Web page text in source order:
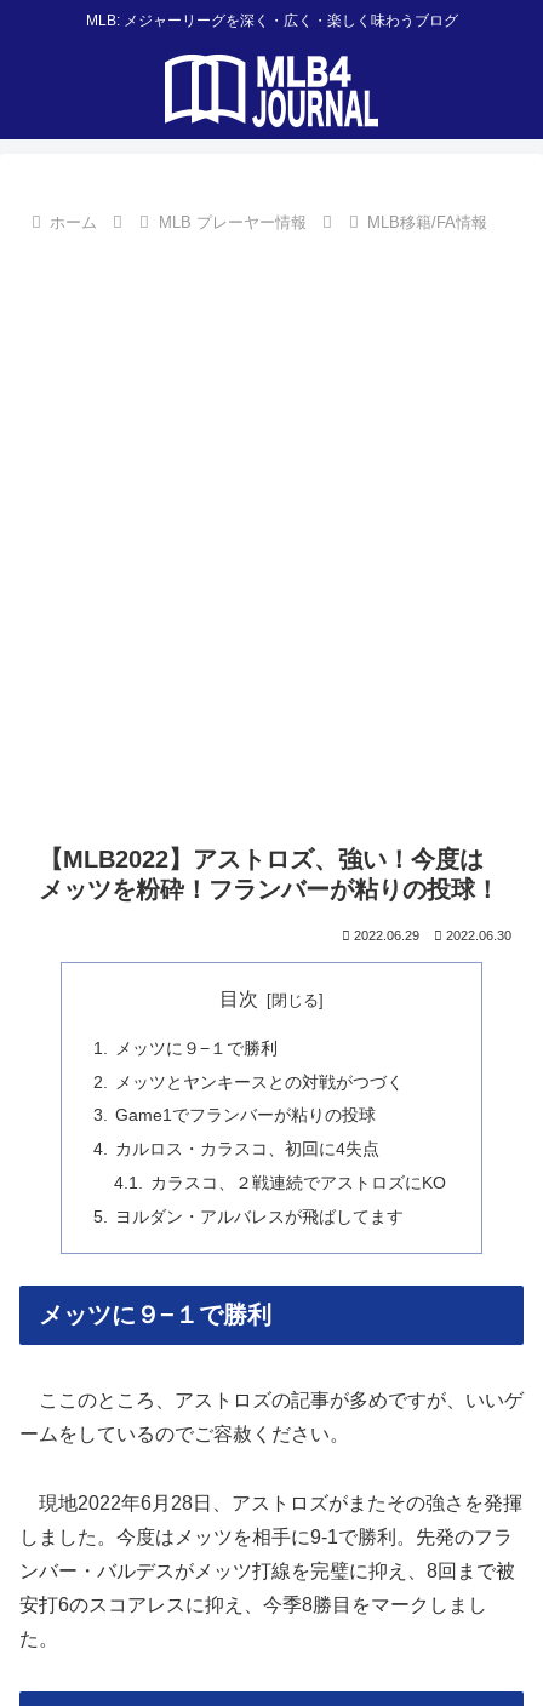
MLB: メジャーリーグを深く・広く・楽しく味わうブログ
ホーム MLB プレーヤー情報 MLB移籍/FA情報
【MLB2022】アストロズ、強い！今度は
メッツを粉砕！フランバーが粘りの投球！
2022.06.29 2022.06.30
目次
メッツに９−１で勝利
メッツとヤンキースとの対戦がつづく
Game1でフランバーが粘りの投球
カルロス・カラスコ、初回に4失点
カラスコ、２戦連続でアストロズにKO
ヨルダン・アルバレスが飛ばしてます
メッツに９−１で勝利
ここのところ、アストロズの記事が多めですが、いいゲ
ームをしているのでご容赦ください。
現地2022年6月28日、アストロズがまたその強さを発揮
しました。今度はメッツを相手に9-1で勝利。先発のフラ
ンバー・バルデスがメッツ打線を完璧に抑え、8回まで被
安打6のスコアレスに抑え、今季8勝目をマークしまし
た。